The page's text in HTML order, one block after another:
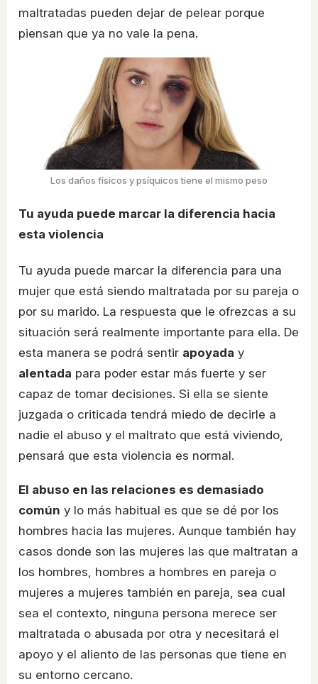
maltratadas pueden dejar de pelear porque
piensan que ya no vale la pena.
Los daños físicos y psíquicos tiene el mismo peso
Tu ayuda puede marcar la diferencia hacia
esta violencia
Tu ayuda puede marcar la diferencia para una
mujer que está siendo maltratada por su pareja o
por su marido. La respuesta que le ofrezcas a su
situación será realmente importante para ella. De
esta manera se podrá sentir apoyada y
alentada para poder estar más fuerte y ser
capaz de tomar decisiones. Si ella se siente
juzgada o criticada tendrá miedo de decirle a
nadie el abuso y el maltrato que está viviendo,
pensará que esta violencia es normal.
El abuso en las relaciones es demasiado
común y lo más habitual es que se dé por los
hombres hacia las mujeres. Aunque también hay
casos donde son las mujeres las que maltratan a
los hombres, hombres a hombres en pareja o
mujeres a mujeres también en pareja, sea cual
sea el contexto, ninguna persona merece ser
maltratada o abusada por otra y necesitará el
apoyo y el aliento de las personas que tiene en
su entorno cercano.